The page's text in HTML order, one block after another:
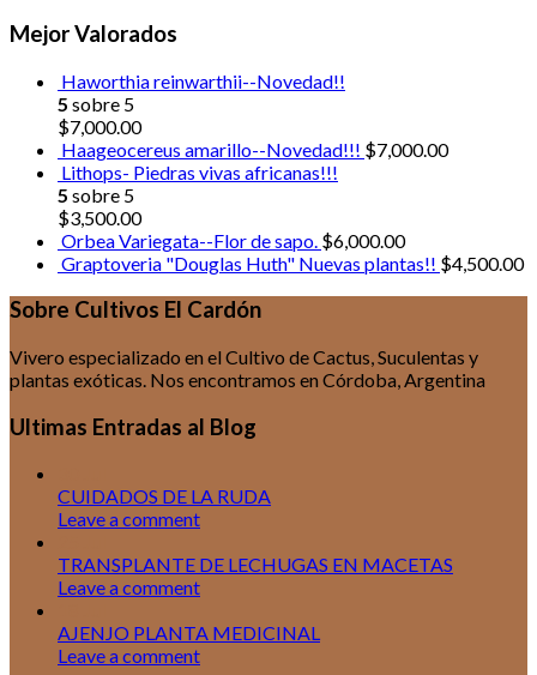
Mejor Valorados
Haworthia reinwarthii--Novedad!!
5 sobre 5
$7,000.00
Haageocereus amarillo--Novedad!!! $7,000.00
Lithops- Piedras vivas africanas!!!
5 sobre 5
$3,500.00
Orbea Variegata--Flor de sapo. $6,000.00
Graptoveria "Douglas Huth" Nuevas plantas!! $4,500.00
Sobre Cultivos El Cardón
Vivero especializado en el Cultivo de Cactus, Suculentas y
plantas exóticas. Nos encontramos en Córdoba, Argentina
Ultimas Entradas al Blog
CUIDADOS DE LA RUDA
Leave a comment
TRANSPLANTE DE LECHUGAS EN MACETAS
Leave a comment
AJENJO PLANTA MEDICINAL
Leave a comment